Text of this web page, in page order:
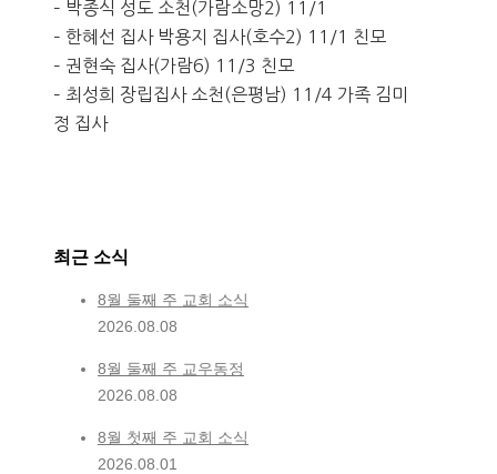
– 박종식 성도 소천(가람소망2) 11/1
– 한혜선 집사 박용지 집사(호수2) 11/1 친모
– 권현숙 집사(가람6) 11/3 친모
– 최성희 장립집사 소천(은평남) 11/4 가족 김미
정 집사
최근 소식
8월 둘째 주 교회 소식
2026.08.08
8월 둘째 주 교우동정
2026.08.08
8월 첫째 주 교회 소식
2026.08.01